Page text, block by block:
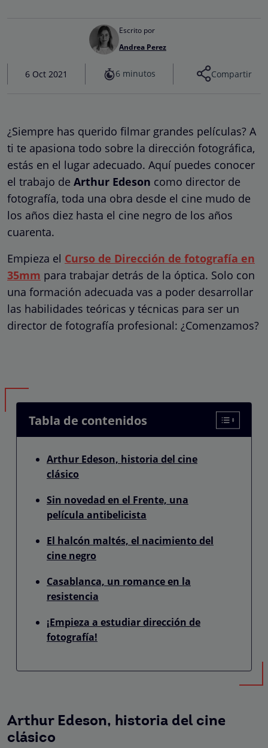
Escrito por
Andrea Perez
6 Oct 2021 6 minutos Compartir
¿Siempre has querido filmar grandes películas? A
ti te apasiona todo sobre la dirección fotográfica,
estás en el lugar adecuado. Aquí puedes conocer
el trabajo de Arthur Edeson como director de
fotografía, toda una obra desde el cine mudo de
los años diez hasta el cine negro de los años
cuarenta.
Empieza el Curso de Dirección de fotografía en
35mm para trabajar detrás de la óptica. Solo con
una formación adecuada vas a poder desarrollar
las habilidades teóricas y técnicas para ser un
director de fotografía profesional: ¿Comenzamos?
Tabla de contenidos
Arthur Edeson, historia del cine
clásico
Sin novedad en el Frente, una
película antibelicista
El halcón maltés, el nacimiento del
cine negro
Casablanca, un romance en la
resistencia
¡Empieza a estudiar dirección de
fotografía!
Arthur Edeson, historia del cine
clásico